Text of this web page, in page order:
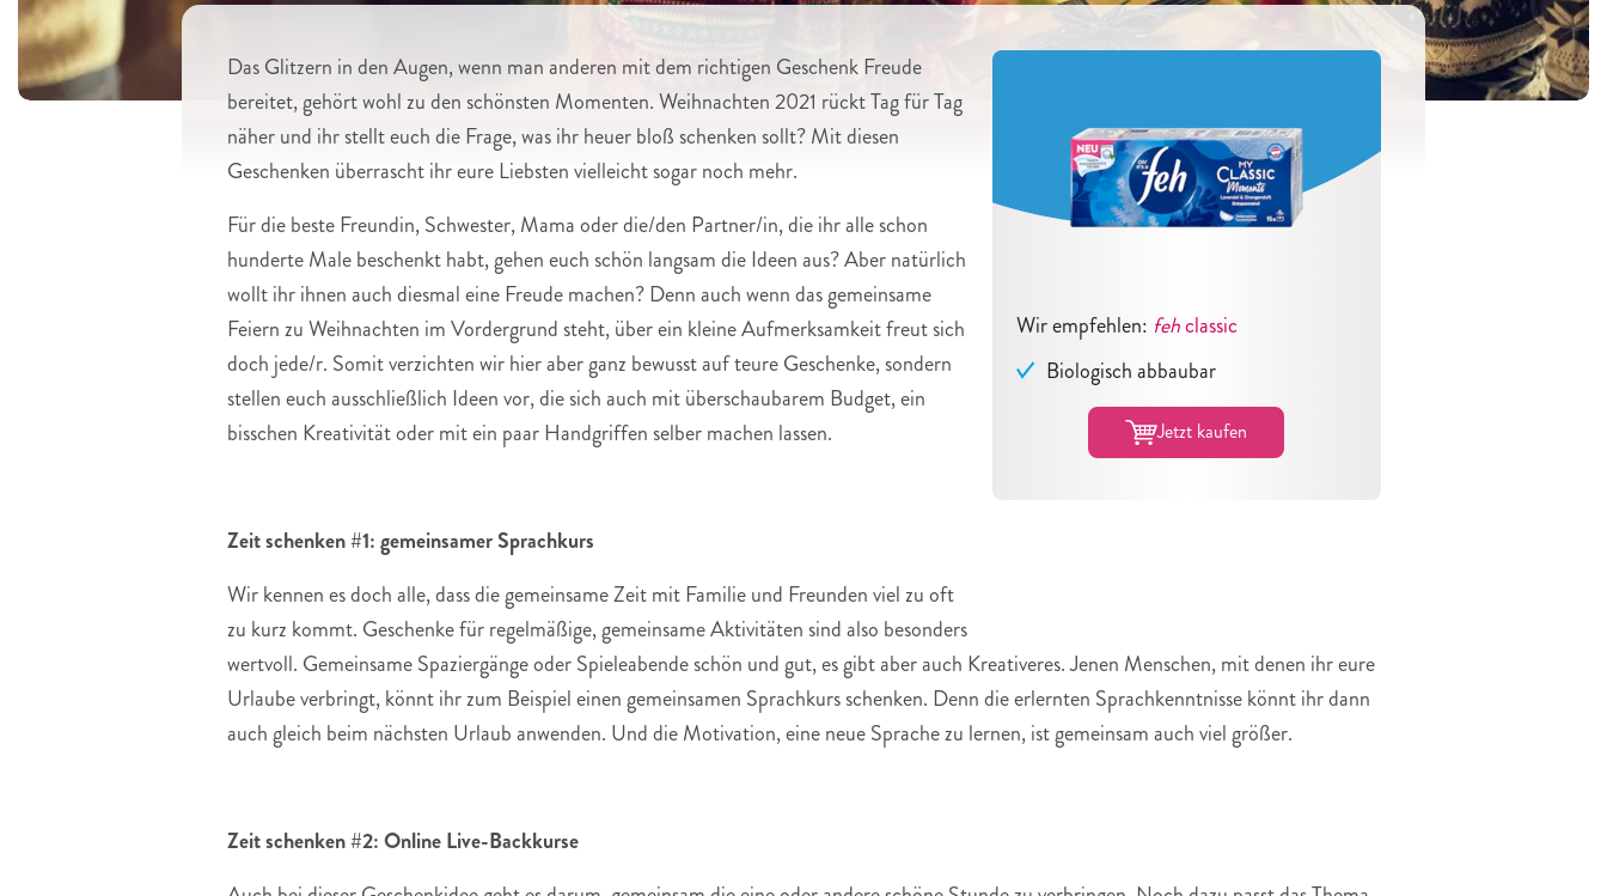
Wir empfehlen: fehclassic
Biologisch abbaubar
Jetzt kaufen
Das Glitzern in den Augen, wenn man anderen mit dem richtigen Geschenk Freude
bereitet, gehört wohl zu den schönsten Momenten. Weihnachten 2021 rückt Tag für Tag
näher und ihr stellt euch die Frage, was ihr heuer bloß schenken sollt? Mit diesen
Geschenken überrascht ihr eure Liebsten vielleicht sogar noch mehr.
Für die beste Freundin, Schwester, Mama oder die/den Partner/in, die ihr alle schon
hunderte Male beschenkt habt, gehen euch schön langsam die Ideen aus? Aber natürlich
wollt ihr ihnen auch diesmal eine Freude machen? Denn auch wenn das gemeinsame
Feiern zu Weihnachten im Vordergrund steht, über ein kleine Aufmerksamkeit freut sich
doch jede/r. Somit verzichten wir hier aber ganz bewusst auf teure Geschenke, sondern
stellen euch ausschließlich Ideen vor, die sich auch mit überschaubarem Budget, ein
bisschen Kreativität oder mit ein paar Handgriffen selber machen lassen.
Zeit schenken #1: gemeinsamer Sprachkurs
Wir kennen es doch alle, dass die gemeinsame Zeit mit Familie und Freunden viel zu oft
zu kurz kommt. Geschenke für regelmäßige, gemeinsame Aktivitäten sind also besonders
wertvoll. Gemeinsame Spaziergänge oder Spieleabende schön und gut, es gibt aber auch Kreativeres. Jenen Menschen, mit denen ihr eure
Urlaube verbringt, könnt ihr zum Beispiel einen gemeinsamen Sprachkurs schenken. Denn die erlernten Sprachkenntnisse könnt ihr dann
auch gleich beim nächsten Urlaub anwenden. Und die Motivation, eine neue Sprache zu lernen, ist gemeinsam auch viel größer.
Zeit schenken #2: Online Live-Backkurse